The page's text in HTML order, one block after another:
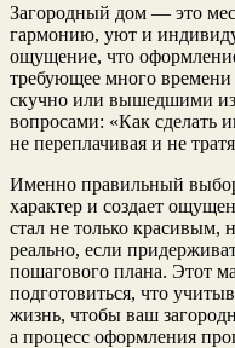
Загородный дом — это
гармонию, уют и
ощущение, что
требующее много времени
скучно или вышедшими
вопросами: «Как сделать
не переплачивая и не
Именно правильный
характер и создает
стал не только
реально, если
пошагового плана. Этот
подготовиться, что
жизнь, чтобы ваш
а процесс оформления